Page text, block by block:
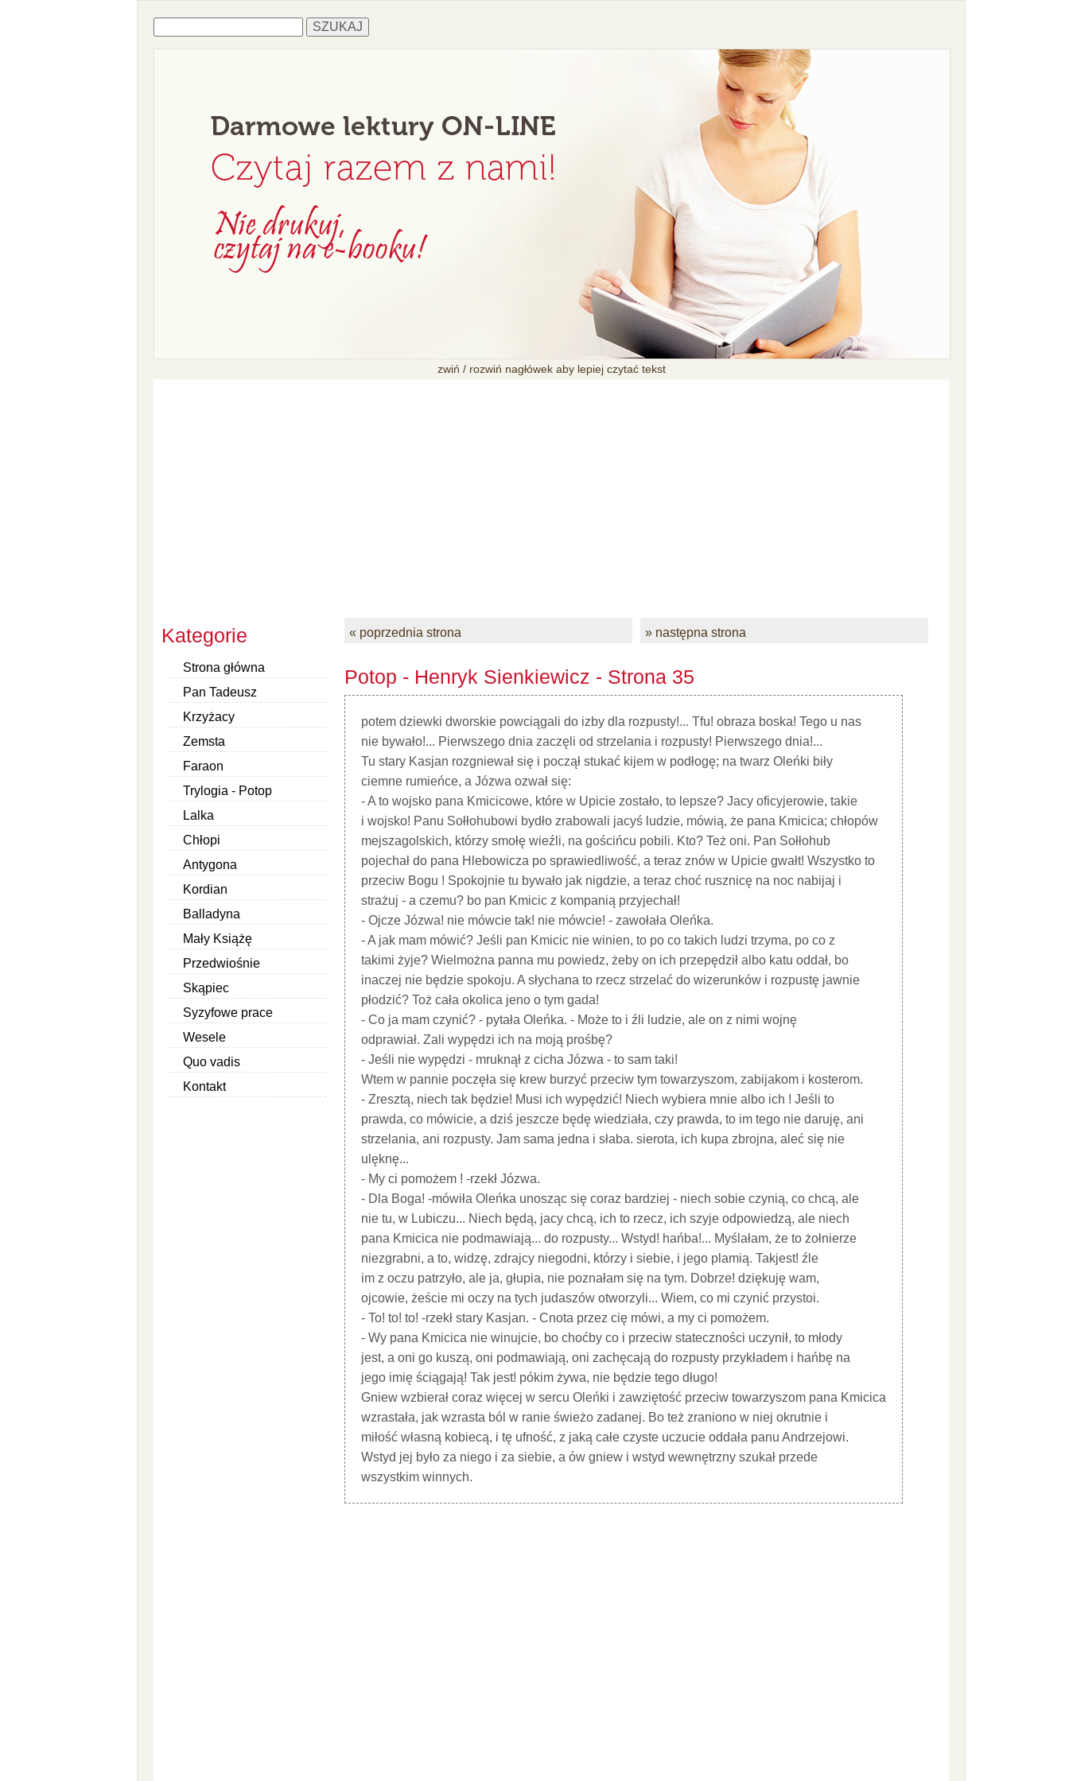
zwiń / rozwiń nagłówek aby lepiej czytać tekst
Kategorie
Strona główna
Pan Tadeusz
Krzyżacy
Zemsta
Faraon
Trylogia - Potop
Lalka
Chłopi
Antygona
Kordian
Balladyna
Mały Książę
Przedwiośnie
Skąpiec
Syzyfowe prace
Wesele
Quo vadis
Kontakt
« poprzednia strona » następna strona
Potop - Henryk Sienkiewicz - Strona 35
potem dziewki dworskie powciągali do izby dla rozpusty!... Tfu! obraza boska! Tego u nas
nie bywało!... Pierwszego dnia zaczęli od strzelania i rozpusty! Pierwszego dnia!...
Tu stary Kasjan rozgniewał się i począł stukać kijem w podłogę; na twarz Oleńki biły
ciemne rumieńce, a Józwa ozwał się:
- A to wojsko pana Kmicicowe, które w Upicie zostało, to lepsze? Jacy oficyjerowie, takie
i wojsko! Panu Sołłohubowi bydło zrabowali jacyś ludzie, mówią, że pana Kmicica; chłopów
mejszagolskich, którzy smołę wieźli, na gościńcu pobili. Kto? Też oni. Pan Sołłohub
pojechał do pana Hlebowicza po sprawiedliwość, a teraz znów w Upicie gwałt! Wszystko to
przeciw Bogu ! Spokojnie tu bywało jak nigdzie, a teraz choć rusznicę na noc nabijaj i
strażuj - a czemu? bo pan Kmicic z kompanią przyjechał!
- Ojcze Józwa! nie mówcie tak! nie mówcie! - zawołała Oleńka.
- A jak mam mówić? Jeśli pan Kmicic nie winien, to po co takich ludzi trzyma, po co z
takimi żyje? Wielmożna panna mu powiedz, żeby on ich przepędził albo katu oddał, bo
inaczej nie będzie spokoju. A słychana to rzecz strzelać do wizerunków i rozpustę jawnie
płodzić? Toż cała okolica jeno o tym gada!
- Co ja mam czynić? - pytała Oleńka. - Może to i źli ludzie, ale on z nimi wojnę
odprawiał. Zali wypędzi ich na moją prośbę?
- Jeśli nie wypędzi - mruknął z cicha Józwa - to sam taki!
Wtem w pannie poczęła się krew burzyć przeciw tym towarzyszom, zabijakom i kosterom.
- Zresztą, niech tak będzie! Musi ich wypędzić! Niech wybiera mnie albo ich ! Jeśli to
prawda, co mówicie, a dziś jeszcze będę wiedziała, czy prawda, to im tego nie daruję, ani
strzelania, ani rozpusty. Jam sama jedna i słaba. sierota, ich kupa zbrojna, aleć się nie
ulęknę...
- My ci pomożem ! -rzekł Józwa.
- Dla Boga! -mówiła Oleńka unosząc się coraz bardziej - niech sobie czynią, co chcą, ale
nie tu, w Lubiczu... Niech będą, jacy chcą, ich to rzecz, ich szyje odpowiedzą, ale niech
pana Kmicica nie podmawiają... do rozpusty... Wstyd! hańba!... Myślałam, że to żołnierze
niezgrabni, a to, widzę, zdrajcy niegodni, którzy i siebie, i jego plamią. Takjest! źle
im z oczu patrzyło, ale ja, głupia, nie poznałam się na tym. Dobrze! dziękuję wam,
ojcowie, żeście mi oczy na tych judaszów otworzyli... Wiem, co mi czynić przystoi.
- To! to! to! -rzekł stary Kasjan. - Cnota przez cię mówi, a my ci pomożem.
- Wy pana Kmicica nie winujcie, bo choćby co i przeciw stateczności uczynił, to młody
jest, a oni go kuszą, oni podmawiają, oni zachęcają do rozpusty przykładem i hańbę na
jego imię ściągają! Tak jest! pókim żywa, nie będzie tego długo!
Gniew wzbierał coraz więcej w sercu Oleńki i zawziętość przeciw towarzyszom pana Kmicica
wzrastała, jak wzrasta ból w ranie świeżo zadanej. Bo też zraniono w niej okrutnie i
miłość własną kobiecą, i tę ufność, z jaką całe czyste uczucie oddała panu Andrzejowi.
Wstyd jej było za niego i za siebie, a ów gniew i wstyd wewnętrzny szukał przede
wszystkim winnych.